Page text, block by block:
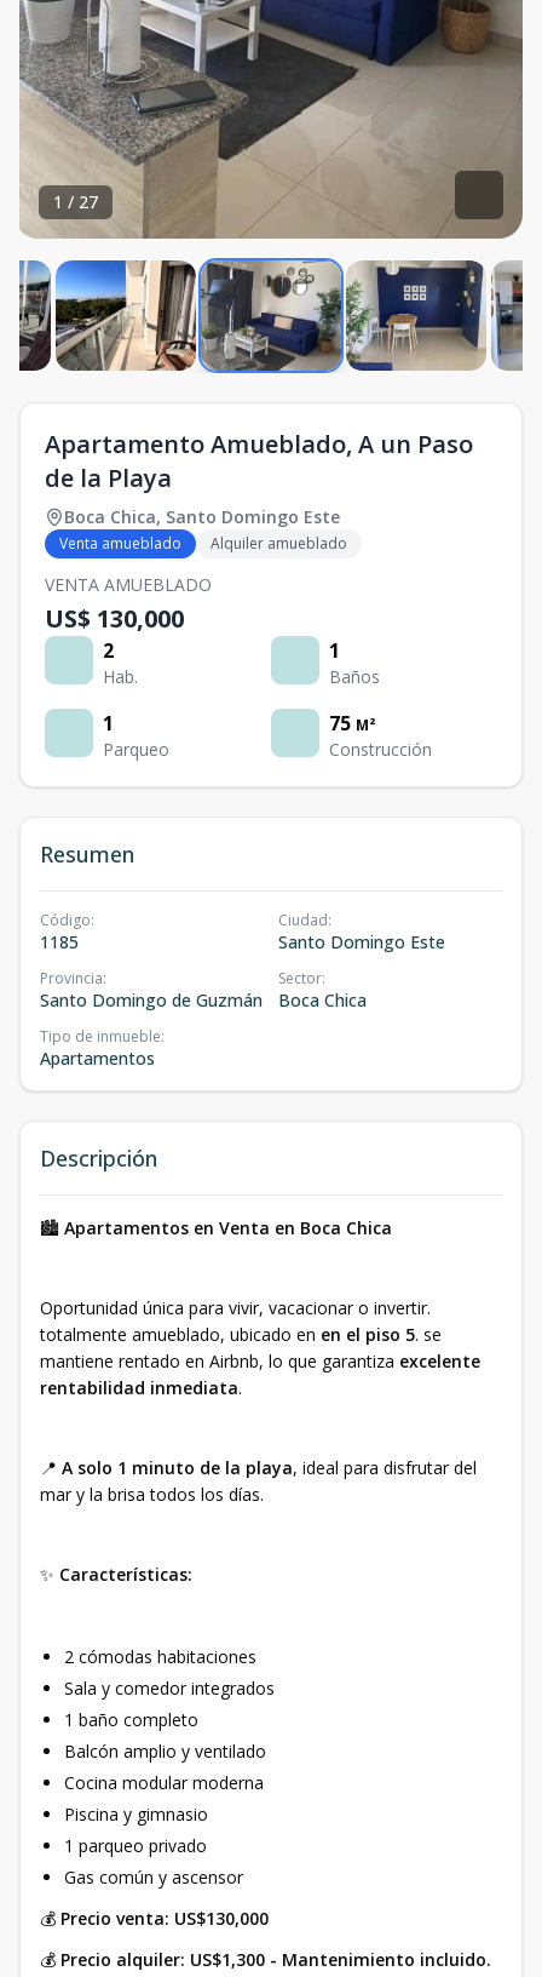
1 / 27
Apartamento Amueblado, A un Paso
de la Playa
Boca Chica, Santo Domingo Este
Venta amueblado Alquiler amueblado
VENTA AMUEBLADO
US$ 130,000
2
Hab.
1
Baños
1
Parqueo
75 M²
Construcción
Resumen
Código:
1185
Ciudad:
Santo Domingo Este
Provincia:
Santo Domingo de Guzmán
Sector:
Boca Chica
Tipo de inmueble:
Apartamentos
Descripción
🏙 Apartamentos en Venta en Boca Chica
Oportunidad única para vivir, vacacionar o invertir.
totalmente amueblado, ubicado en en el piso 5. se
mantiene rentado en Airbnb, lo que garantiza excelente
rentabilidad inmediata.
📍 A solo 1 minuto de la playa, ideal para disfrutar del
mar y la brisa todos los días.
✨ Características:
2 cómodas habitaciones
Sala y comedor integrados
1 baño completo
Balcón amplio y ventilado
Cocina modular moderna
Piscina y gimnasio
1 parqueo privado
Gas común y ascensor
💰 Precio venta: US$130,000
💰 Precio alquiler: US$1,300 - Mantenimiento incluido.